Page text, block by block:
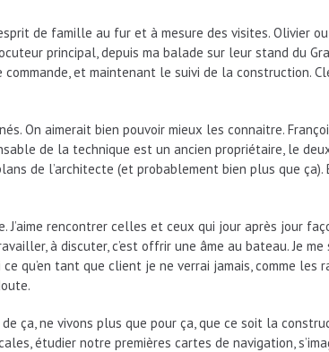
de famille au fur et à mesure des visites. Olivier
principal, depuis ma balade sur leur stand du
et maintenant le suivi de la construction.
On aimerait bien pouvoir mieux les connaitre.
de la technique est un ancien propriétaire, le
de l’architecte (et probablement bien plus que
rencontrer celles et ceux qui jour après jour
à discuter, c’est offrir une âme au bateau. Je me
qu’en tant que client je ne verrai jamais, comme les
ça, ne vivons plus que pour ça, que ce soit la
étudier notre premières cartes de navigation,